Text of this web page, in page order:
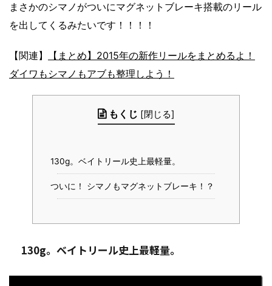
まさかのシマノがついにマグネットブレーキ搭載のリール
を出してくるみたいです！！！！
【関連】
【まとめ】2015年の新作リールをまとめるよ！
ダイワもシマノもアブも整理しよう！
もくじ [閉じる]
130g。ベイトリール史上最軽量。
ついに！ シマノもマグネットブレーキ！？
130g。ベイトリール史上最軽量。